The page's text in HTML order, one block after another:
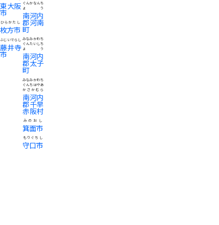
東大阪
市
枚方市
ひらかたし
藤井寺
市
ふじいでらし
南河内
郡河南
町
ぐんかなんち
ょう
南河内
郡太子
町
みなみかわち
ぐんたいしち
ょう
南河内
郡千早
赤阪村
みなみかわち
ぐんちはやあ
かさかむら
箕面市
みのおし
守口市
もりぐちし